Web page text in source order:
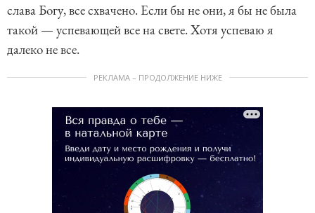
слава Богу, все схвачено. Если бы не они, я бы не была
такой — успевающей все на свете. Хотя успеваю я
далеко не все.
РЕКЛАМА – ПРОДОЛЖЕНИЕ НИЖЕ